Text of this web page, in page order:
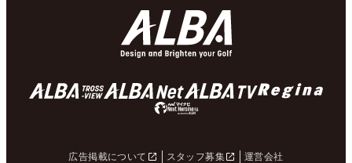
広告掲載について スタッフ募集
運営会社